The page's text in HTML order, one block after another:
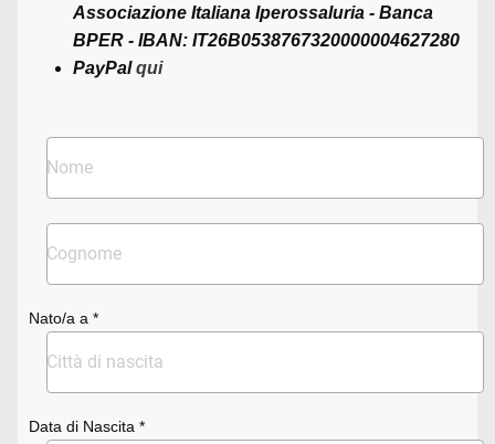
Associazione Italiana Iperossaluria - Banca
BPER - IBAN: IT26B0538767320000004627280
PayPalqui
Nato/a a *
Data di Nascita *